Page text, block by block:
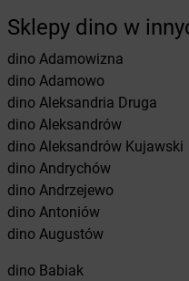
Sklepy dino w
dino Adamowizna
dino Adamowo
dino Aleksandria Druga
dino Aleksandrów
dino Aleksandrów Kujawski
dino Andrychów
dino Andrzejewo
dino Antoniów
dino Augustów
dino Babiak